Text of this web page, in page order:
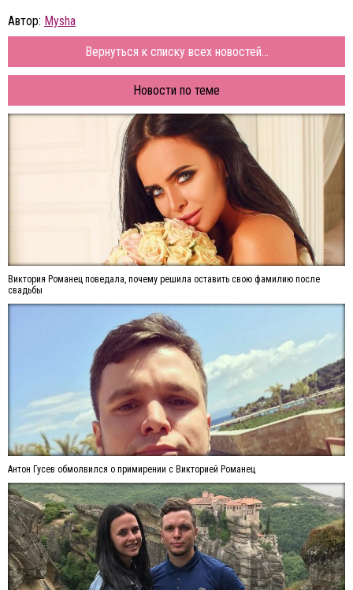
Автор: Mysha
Вернуться к списку всех новостей...
Новости по теме
Виктория Романец поведала, почему решила оставить свою фамилию после
свадьбы
Антон Гусев обмолвился о примирении с Викторией Романец